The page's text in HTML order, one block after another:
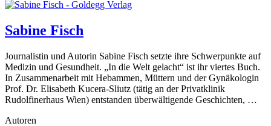
Sabine Fisch
Journalistin und Autorin Sabine Fisch setzte ihre Schwerpunkte auf
Medizin und Gesundheit. „In die Welt gelacht“ ist ihr viertes Buch.
In Zusammenarbeit mit Hebammen, Müttern und der Gynäkologin
Prof. Dr. Elisabeth Kucera-Sliutz (tätig an der Privatklinik
Rudolfinerhaus Wien) entstanden überwältigende Geschichten, …
Autoren